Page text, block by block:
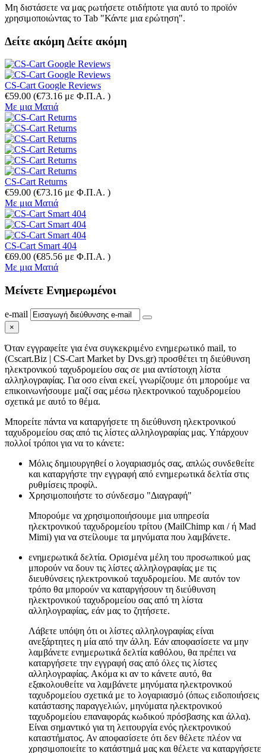
Μη διστάσετε να μας ρωτήσετε οτιδήποτε για αυτό το προϊόν
χρησιμοποιώντας το Tab "Κάντε μια ερώτηση".
Δείτε ακόμη Δείτε ακόμη
CS-Cart Google Reviews
€59.00 (€73.16 με Φ.Π.Α. )
Με μια Ματιά
CS-Cart Returns
€59.00 (€73.16 με Φ.Π.Α. )
Με μια Ματιά
CS-Cart Smart 404
€69.00 (€85.56 με Φ.Π.Α. )
Με μια Ματιά
Μείνετε Ενημερωμένοι
e-mail
×
Όταν εγγραφείτε για ένα συγκεκριμένο ενημερωτικό mail, το
(Cscart.Biz | CS-Cart Market by Dvs.gr) προσθέτει τη διεύθυνση
ηλεκτρονικού ταχυδρομείου σας σε μια αντίστοιχη λίστα
αλληλογραφίας. Για οσο είναι εκεί, γνωρίζουμε ότι μπορούμε να
επικοινωνήσουμε μαζί σας μέσω ηλεκτρονικού ταχυδρομείου
σχετικά με αυτό το θέμα.
Μπορείτε πάντα να καταργήσετε τη διεύθυνση ηλεκτρονικού
ταχυδρομείου σας από τις λίστες αλληλογραφίας μας. Υπάρχουν
πολλοί τρόποι για να το κάνετε:
Μόλις δημιουργηθεί ο λογαριασμός σας, απλώς συνδεθείτε
και καταργήστε την εγγραφή από ενημερωτικά δελτία στις
ρυθμίσεις προφίλ.
Χρησιμοποιήστε το σύνδεσμο "Διαγραφή"
Μπορούμε να χρησιμοποιήσουμε μια υπηρεσία
ηλεκτρονικού ταχυδρομείου τρίτου (MailChimp και / ή Mad
Mimi) για να στείλουμε τα μηνύματα που λαμβάνετε.
ενημερωτικά δελτία. Ορισμένα μέλη του προσωπικού μας
μπορούν να δουν τις λίστες αλληλογραφίας με τις
διευθύνσεις ηλεκτρονικού ταχυδρομείου. Με αυτόν τον
τρόπο θα μπορούν να καταργήσουν τη διεύθυνση
ηλεκτρονικού ταχυδρομείου σας από τη λίστα
αλληλογραφίας, εάν μας το ζητήσετε.
Λάβετε υπόψη ότι οι λίστες αλληλογραφίας είναι
ανεξάρτητες η μία από την άλλη. Εάν αποφασίσετε να μην
λαμβάνετε ενημερωτικά δελτία καθόλου, θα πρέπει να
καταργήσετε την εγγραφή σας από όλες τις λίστες
αλληλογραφίας. Ακόμα κι αν το κάνετε αυτό, θα
εξακολουθείτε να λαμβάνετε μηνύματα ηλεκτρονικού
ταχυδρομείου σχετικά με το λογαριασμό (όπως ειδοποιήσεις
κατάστασης παραγγελιών, μηνύματα ηλεκτρονικού
ταχυδρομείου επαναφοράς κωδικού πρόσβασης και άλλα).
Είναι σημαντικό για τη λειτουργία ενός ηλεκτρονικού
καταστήματος. Αν αποφασίσετε ότι δεν θέλετε πλέον να
χρησιμοποιείτε το κατάστημά μας και θέλετε να καταργήσετε